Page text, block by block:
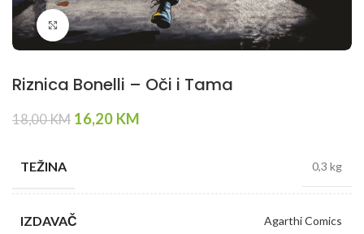
Klikni da povečaš
Riznica Bonelli – Oči i Tama
18,00KM Original
16,20 KM
TEŽINA 0,3 kg
IZDAVAČ Agarthi Comics